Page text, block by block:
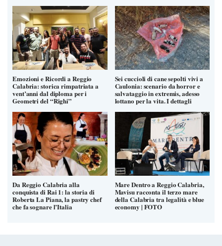
Emozioni e Ricordi a Reggio
Calabria: storica rimpatriata a
vent’anni dal diploma per i
Geometri del “Righi”
Sei cuccioli di cane sepolti vivi a
Caulonia: scenario da horror e
salvataggio in extremis, adesso
lottano per la vita. I dettagli
Da Reggio Calabria alla
conquista di Rai 1: la storia di
Roberta La Piana, la pastry chef
che fa sognare l’Italia
Mare Dentro a Reggio Calabria,
Mavisu racconta il terzo mare
della Calabria tra legalità e blue
economy | FOTO